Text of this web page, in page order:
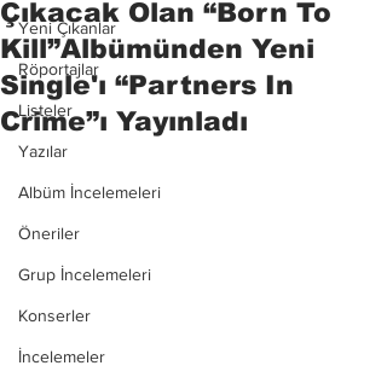
Yeni Çıkanlar
Röportajlar
Listeler
Yazılar
Albüm İncelemeleri
Öneriler
Grup İncelemeleri
Konserler
İncelemeler
Çıkacak Olan “Born To
Kill”Albümünden Yeni
Single'ı “Partners In
Crime”ı Yayınladı